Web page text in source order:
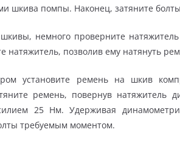
шкива помпы. Наконец, затяните
немного проверните
натяжитель, позволив ему натянуть
установите ремень на шкив
ремень, повернув натяжитель
25 Нм. Удерживая
требуемым моментом.